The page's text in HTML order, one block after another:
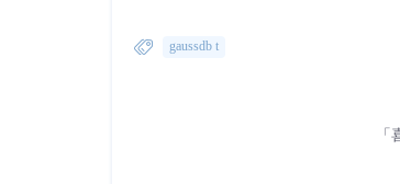
gaussdb t